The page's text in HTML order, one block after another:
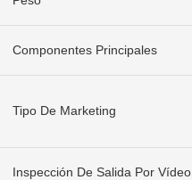
Componentes Principales
Tipo De Marketing
Inspección De Salida Por Vídeo